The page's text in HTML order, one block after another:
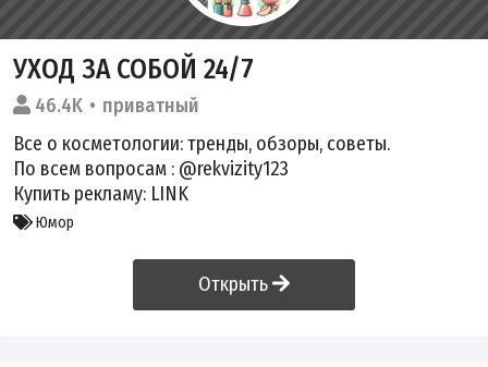
УХОД ЗА СОБОЙ 24/7
46.4K
приватный
Все о косметологии: тренды, обзоры, советы.
По всем вопросам : @rekvizity123
Купить рекламу: LINK
Юмор
Открыть